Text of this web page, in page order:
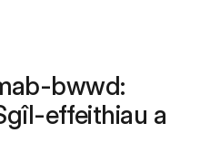
bwwd:
effeithiau a